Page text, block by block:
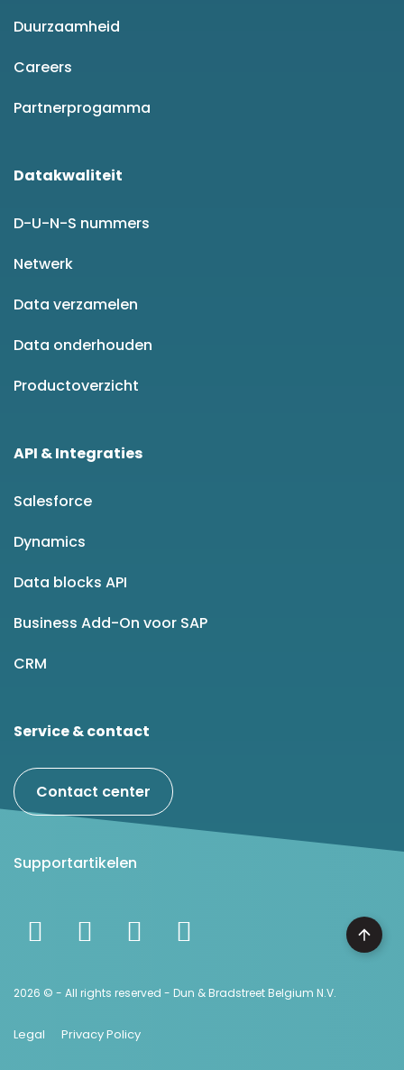
Duurzaamheid
Careers
Partnerprogamma
Datakwaliteit
D-U-N-S nummers
Netwerk
Data verzamelen
Data onderhouden
Productoverzicht
API & Integraties
Salesforce
Dynamics
Data blocks API
Business Add-On voor SAP
CRM
Service & contact
Contact center
Supportartikelen
2026 © - All rights reserved - Dun & Bradstreet Belgium N.V.
Legal Privacy Policy